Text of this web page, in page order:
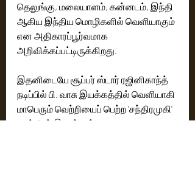
தெலுங்கு, மலையாளம், கன்னடம், இந்தி
ஆகிய இந்திய மொழிகளில் வெளியாகும்
என அதிகாரப்பூர்வமாக
அறிவிக்கப்பட்டிருக்கிறது.
இதனிடையே சூப்பர் ஸ்டார் ரஜினிகாந்த்
நடிப்பில் பி. வாசு இயக்கத்தில் வெளியாகி
மாபெரும் வெற்றியைப் பெற்ற 'சந்திரமுகி'
படத்தின் இரண்டாம் பாகமாக